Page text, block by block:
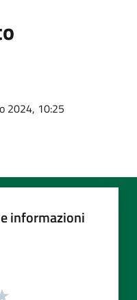
2024, 10:25
informazioni